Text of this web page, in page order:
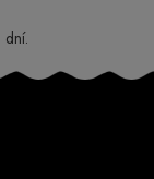
dní.